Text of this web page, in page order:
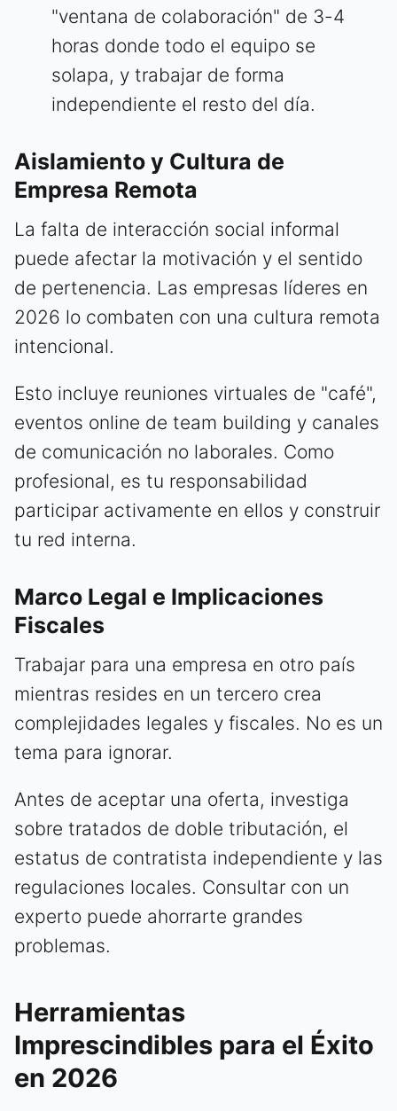
"ventana de colaboración" de 3-4
horas donde todo el equipo se
solapa, y trabajar de forma
independiente el resto del día.
Aislamiento y Cultura de
Empresa Remota
La falta de interacción social informal
puede afectar la motivación y el sentido
de pertenencia. Las empresas líderes en
2026 lo combaten con una cultura remota
intencional.
Esto incluye reuniones virtuales de "café",
eventos online de team building y canales
de comunicación no laborales. Como
profesional, es tu responsabilidad
participar activamente en ellos y construir
tu red interna.
Marco Legal e Implicaciones
Fiscales
Trabajar para una empresa en otro país
mientras resides en un tercero crea
complejidades legales y fiscales. No es un
tema para ignorar.
Antes de aceptar una oferta, investiga
sobre tratados de doble tributación, el
estatus de contratista independiente y las
regulaciones locales. Consultar con un
experto puede ahorrarte grandes
problemas.
Herramientas
Imprescindibles para el Éxito
en 2026